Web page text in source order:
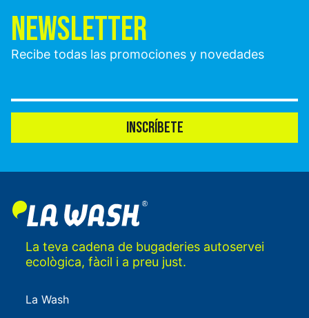
NEWSLETTER
Recibe todas las promociones y novedades
INSCRÍBETE
La teva cadena de bugaderies autoservei
ecològica, fàcil i a preu just.
La Wash